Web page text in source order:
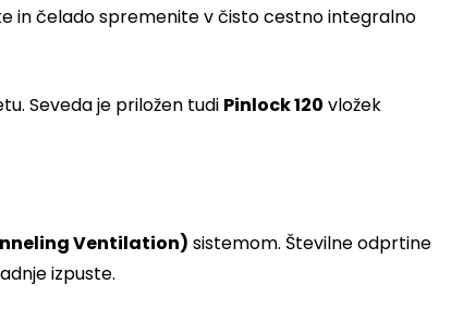
in čelado spremenite v čisto cestno integralno
Seveda je priložen tudi Pinlock 120 vložek
Ventilation) sistemom. Številne odprtine
izpuste.